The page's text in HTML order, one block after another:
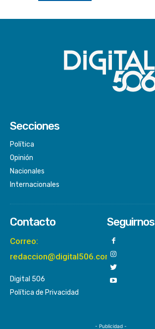
Secciones
Política
Opinión
Nacionales
Internacionales
Contacto
Correo:
redaccion@digital506.com
Digital 506
Política de Privacidad
Seguirnos
- Publicidad -